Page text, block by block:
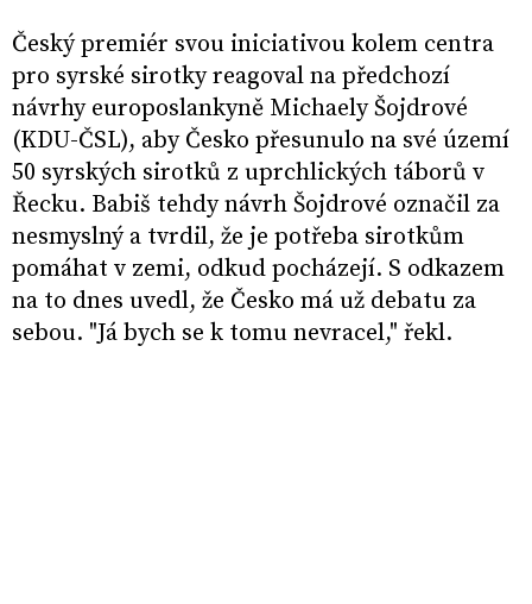
Český premiér svou iniciativou kolem centra
pro syrské sirotky reagoval na předchozí
návrhy europoslankyně Michaely Šojdrové
(KDU-ČSL), aby Česko přesunulo na své území
50 syrských sirotků z uprchlických táborů v
Řecku. Babiš tehdy návrh Šojdrové označil za
nesmyslný a tvrdil, že je potřeba sirotkům
pomáhat v zemi, odkud pocházejí. S odkazem
na to dnes uvedl, že Česko má už debatu za
sebou. "Já bych se k tomu nevracel," řekl.